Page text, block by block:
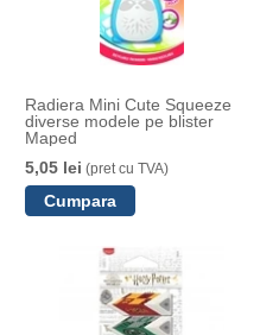
Radiera Mini Cute Squeeze
diverse modele pe blister
Maped
5,05 lei (pret cu TVA)